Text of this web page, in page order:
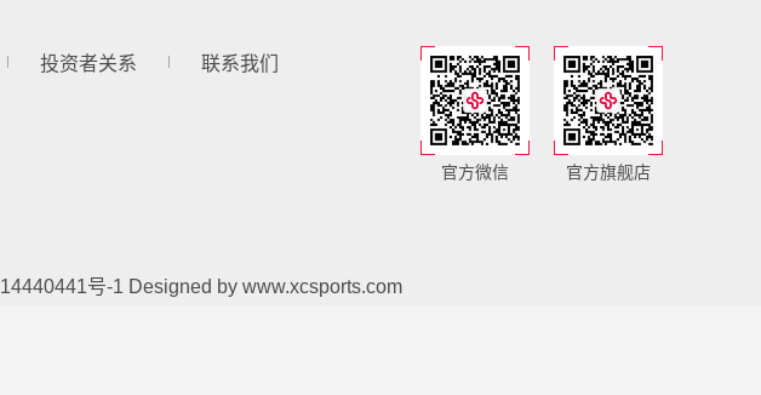
投资者关系 联系我们
官方微信 官方旗舰店
号-1 Designed by www.xcsports.com